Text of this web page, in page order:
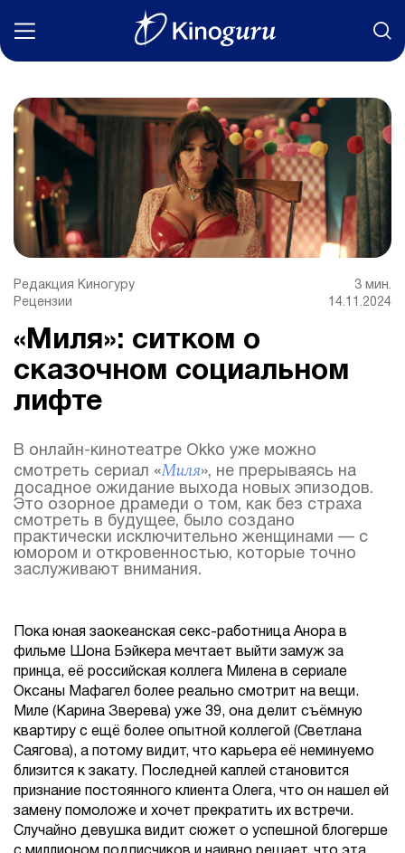
Фильмы
Статьи
Сериалы
Новости
Подборки
О нас
Авторы
«Миля»: ситком о
сказочном социальном
лифте
Редакция Киногуру
Рецензии
3 мин.
14.11.2024
В онлайн-кинотеатре Okko уже можно
смотреть сериал «Миля», не прерываясь на
досадное ожидание выхода новых эпизодов.
Это озорное драмеди о том, как без страха
смотреть в будущее, было создано
практически исключительно женщинами — с
юмором и откровенностью, которые точно
заслуживают внимания.
Пока юная заокеанская секс-работница Анора в
фильме Шона Бэйкера мечтает выйти замуж за
принца, её российская коллега Милена в сериале
Оксаны Мафагел более реально смотрит на вещи.
Миле (Карина Зверева) уже 39, она делит съёмную
квартиру с ещё более опытной коллегой (Светлана
Саягова), а потому видит, что карьера её неминуемо
близится к закату. Последней каплей становится
признание постоянного клиента Олега, что он нашел ей
замену помоложе и хочет прекратить их встречи.
Случайно девушка видит сюжет о успешной блогерше